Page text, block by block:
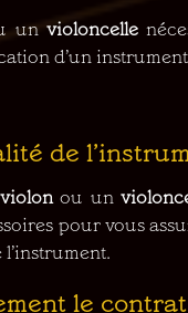
un violoncelle
d’un instrument
de
violon ou un
pour vous
le